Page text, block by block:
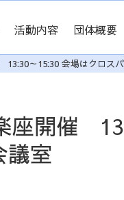
活動内容 団体概要
～15:30 会場はクロス
座開催
議室